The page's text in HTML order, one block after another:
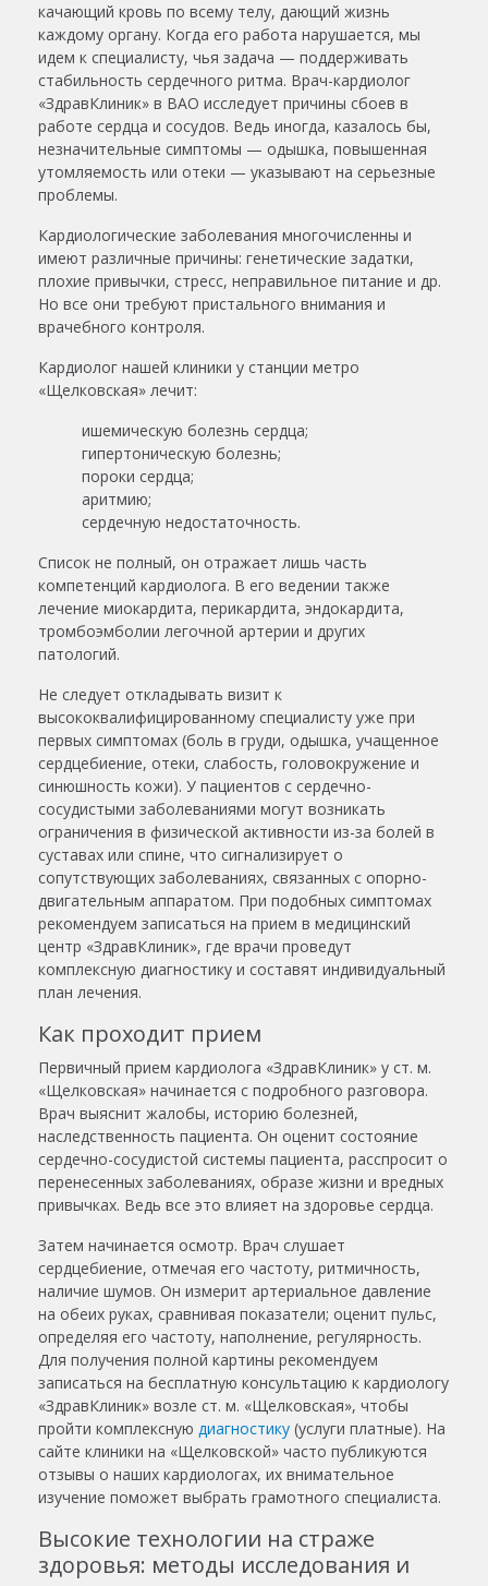
качающий кровь по всему телу, дающий жизнь
каждому органу. Когда его работа нарушается, мы
идем к специалисту, чья задача — поддерживать
стабильность сердечного ритма. Врач-кардиолог
«ЗдравКлиник» в ВАО исследует причины сбоев в
работе сердца и сосудов. Ведь иногда, казалось бы,
незначительные симптомы — одышка, повышенная
утомляемость или отеки — указывают на серьезные
проблемы.
Кардиологические заболевания многочисленны и
имеют различные причины: генетические задатки,
плохие привычки, стресс, неправильное питание и др.
Но все они требуют пристального внимания и
врачебного контроля.
Кардиолог нашей клиники у станции метро
«Щелковская» лечит:
ишемическую болезнь сердца;
гипертоническую болезнь;
пороки сердца;
аритмию;
сердечную недостаточность.
Список не полный, он отражает лишь часть
компетенций кардиолога. В его ведении также
лечение миокардита, перикардита, эндокардита,
тромбоэмболии легочной артерии и других
патологий.
Не следует откладывать визит к
высококвалифицированному специалисту уже при
первых симптомах (боль в груди, одышка, учащенное
сердцебиение, отеки, слабость, головокружение и
синюшность кожи). У пациентов с сердечно-
сосудистыми заболеваниями могут возникать
ограничения в физической активности из-за болей в
суставах или спине, что сигнализирует о
сопутствующих заболеваниях, связанных с опорно-
двигательным аппаратом. При подобных симптомах
рекомендуем записаться на прием в медицинский
центр «ЗдравКлиник», где врачи проведут
комплексную диагностику и составят индивидуальный
план лечения.
Как проходит прием
Первичный прием кардиолога «ЗдравКлиник» у ст. м.
«Щелковская» начинается с подробного разговора.
Врач выяснит жалобы, историю болезней,
наследственность пациента. Он оценит состояние
сердечно-сосудистой системы пациента, расспросит о
перенесенных заболеваниях, образе жизни и вредных
привычках. Ведь все это влияет на здоровье сердца.
Затем начинается осмотр. Врач слушает
сердцебиение, отмечая его частоту, ритмичность,
наличие шумов. Он измерит артериальное давление
на обеих руках, сравнивая показатели; оценит пульс,
определяя его частоту, наполнение, регулярность.
Для получения полной картины рекомендуем
записаться на бесплатную консультацию к кардиологу
«ЗдравКлиник» возле ст. м. «Щелковская», чтобы
пройти комплексную диагностику (услуги платные). На
сайте клиники на «Щелковской» часто публикуются
отзывы о наших кардиологах, их внимательное
изучение поможет выбрать грамотного специалиста.
Высокие технологии на страже
здоровья: методы исследования и